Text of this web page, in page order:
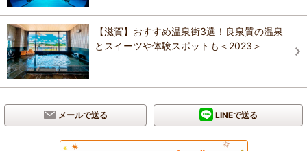
【滋賀】おすすめ温泉街3選！良泉質の温泉
とスイーツや体験スポットも＜2023＞
メールで送る LINEで送る